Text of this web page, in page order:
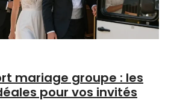
mariage groupe : les
pour vos invités